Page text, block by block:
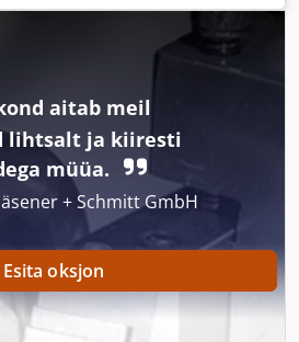
31 m²,
aitab meil
lihtsalt ja kiiresti
müüa.
+ Schmitt GmbH
Esita oksjon